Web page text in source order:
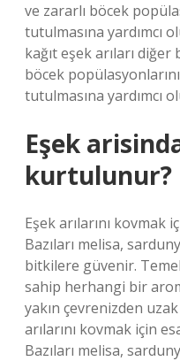
ve zararlı böcek
tutulmasına yardımcı
kağıt eşek arıları
böcek
tutulmasına yardımcı
Eşek
kurtulunur?
Eşek arılarını kovmak
Bazıları melisa,
bitkilere güvenir.
sahip herhangi bir
yakın çevrenizden
arılarını kovmak için
Bazıları melisa,